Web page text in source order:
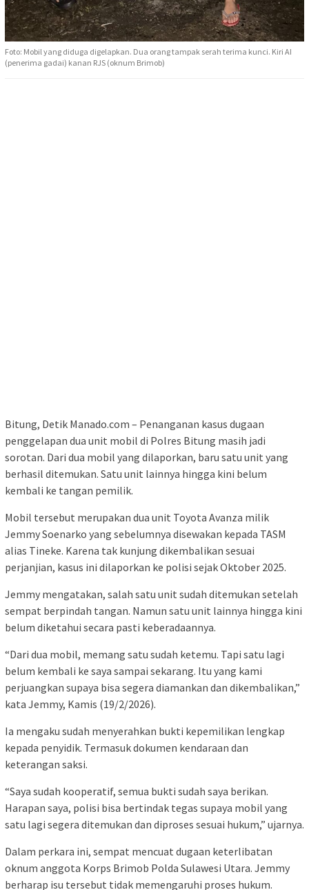
Foto: Mobil yang diduga digelapkan. Dua orang tampak serah terima kunci. Kiri AI
(penerima gadai) kanan RJS (oknum Brimob)
Bitung, Detik Manado.com – Penanganan kasus dugaan
penggelapan dua unit mobil di Polres Bitung masih jadi
sorotan. Dari dua mobil yang dilaporkan, baru satu unit yang
berhasil ditemukan. Satu unit lainnya hingga kini belum
kembali ke tangan pemilik.
Mobil tersebut merupakan dua unit Toyota Avanza milik
Jemmy Soenarko yang sebelumnya disewakan kepada TASM
alias Tineke. Karena tak kunjung dikembalikan sesuai
perjanjian, kasus ini dilaporkan ke polisi sejak Oktober 2025.
Jemmy mengatakan, salah satu unit sudah ditemukan setelah
sempat berpindah tangan. Namun satu unit lainnya hingga kini
belum diketahui secara pasti keberadaannya.
“Dari dua mobil, memang satu sudah ketemu. Tapi satu lagi
belum kembali ke saya sampai sekarang. Itu yang kami
perjuangkan supaya bisa segera diamankan dan dikembalikan,”
kata Jemmy, Kamis (19/2/2026).
Ia mengaku sudah menyerahkan bukti kepemilikan lengkap
kepada penyidik. Termasuk dokumen kendaraan dan
keterangan saksi.
“Saya sudah kooperatif, semua bukti sudah saya berikan.
Harapan saya, polisi bisa bertindak tegas supaya mobil yang
satu lagi segera ditemukan dan diproses sesuai hukum,” ujarnya.
Dalam perkara ini, sempat mencuat dugaan keterlibatan
oknum anggota Korps Brimob Polda Sulawesi Utara. Jemmy
berharap isu tersebut tidak memengaruhi proses hukum.